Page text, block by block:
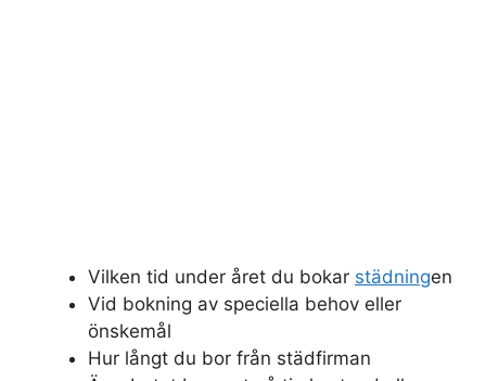
Vilken tid under året du bokar städningen
Vid bokning av speciella behov eller
önskemål
Hur långt du bor från städfirman